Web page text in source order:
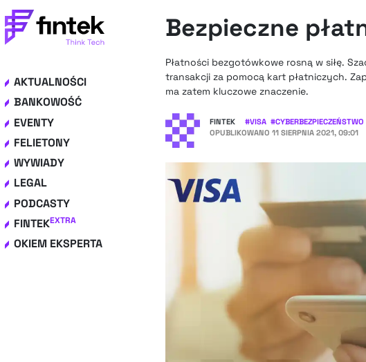
AKTUALNOŚCI
BANKOWOŚĆ
EVENTY
FELIETONY
WYWIADY
LEGAL
PODCASTY
FINTEKEXTRA
OKIEM EKSPERTA
Bezpieczne
Płatności bezgotówkowe rosną w siłę.
transakcji za pomocą kart płatniczych.
ma zatem kluczowe znaczenie.
FINTEK #VISA #CYBERBEZPIECZEŃSTWO
OPUBLIKOWANO 11 SIERPNIA 2021, 09:01